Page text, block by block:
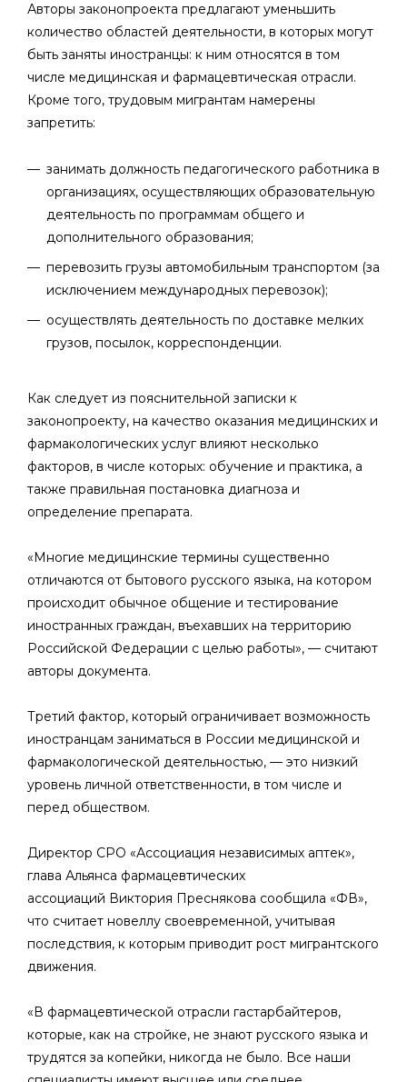
Авторы законопроекта предлагают уменьшить
количество областей деятельности, в которых могут
быть заняты иностранцы: к ним относятся в том
числе медицинская и фармацевтическая отрасли.
Кроме того, трудовым мигрантам намерены
запретить:
занимать должность педагогического работника в
организациях, осуществляющих образовательную
деятельность по программам общего и
дополнительного образования;
перевозить грузы автомобильным транспортом (за
исключением международных перевозок);
осуществлять деятельность по доставке мелких
грузов, посылок, корреспонденции.
Как следует из пояснительной записки к
законопроекту, на качество оказания медицинских и
фармакологических услуг влияют несколько
факторов, в числе которых: обучение и практика, а
также правильная постановка диагноза и
определение препарата.
«Многие медицинские термины существенно
отличаются от бытового русского языка, на котором
происходит обычное общение и тестирование
иностранных граждан, въехавших на территорию
Российской Федерации с целью работы», — считают
авторы документа.
Третий фактор, который ограничивает возможность
иностранцам заниматься в России медицинской и
фармакологической деятельностью, — это низкий
уровень личной ответственности, в том числе и
перед обществом.
Директор СРО «Ассоциация независимых аптек»,
глава Альянса фармацевтических
ассоциаций Виктория Преснякова сообщила «ФВ»,
что считает новеллу своевременной, учитывая
последствия, к которым приводит рост мигрантского
движения.
«В фармацевтической отрасли гастарбайтеров,
которые, как на стройке, не знают русского языка и
трудятся за копейки, никогда не было. Все наши